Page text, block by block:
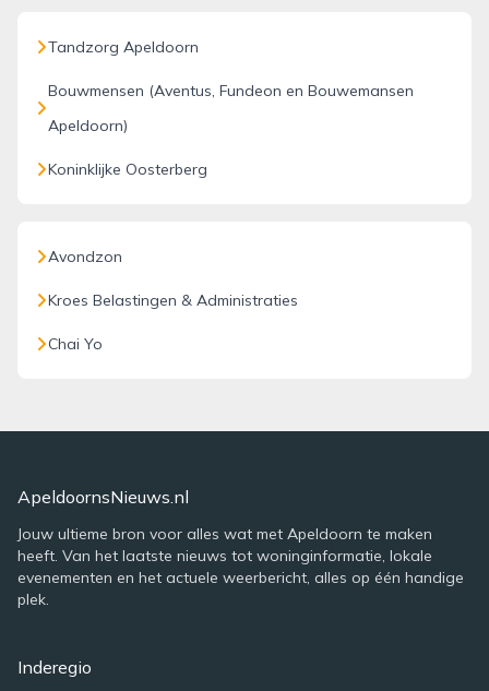
Tandzorg Apeldoorn
Bouwmensen (Aventus, Fundeon en Bouwemansen
Apeldoorn)
Koninklijke Oosterberg
Avondzon
Kroes Belastingen & Administraties
Chai Yo
ApeldoornsNieuws.nl
Jouw ultieme bron voor alles wat met Apeldoorn te maken
heeft. Van het laatste nieuws tot woninginformatie, lokale
evenementen en het actuele weerbericht, alles op één handige
plek.
Inderegio